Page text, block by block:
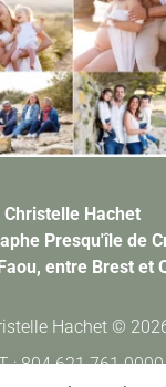
Christelle Hachet
Presqu'île de
entre Brest et
Hachet ©
: 804 621 761